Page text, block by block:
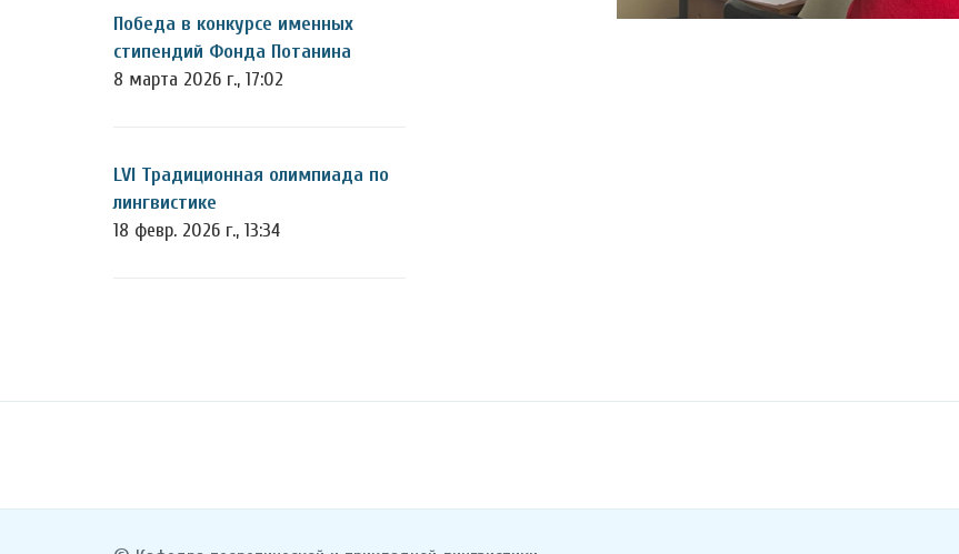
Победа в конкурсе именных
стипендий Фонда Потанина
8 марта 2026 г., 17:02
LVI Традиционная олимпиада по
лингвистике
18 февр. 2026 г., 13:34